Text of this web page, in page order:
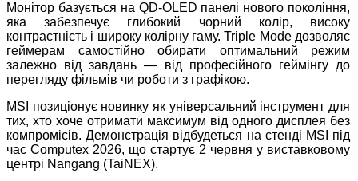
Монітор базується на QD‑OLED панелі нового покоління,
яка забезпечує глибокий чорний колір, високу
контрастність і широку колірну гаму. Triple Mode дозволяє
геймерам самостійно обирати оптимальний режим
залежно від завдань — від професійного геймінгу до
перегляду фільмів чи роботи з графікою.
MSI позиціонує новинку як універсальний інструмент для
тих, хто хоче отримати максимум від одного дисплея без
компромісів. Демонстрація відбудеться на стенді MSI під
час Computex 2026, що стартує 2 червня у виставковому
центрі Nangang (TaiNEX).